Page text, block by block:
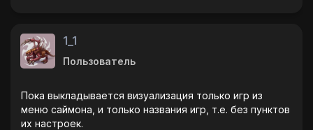
1_1
Пользователь
Пока выкладывается визуализация только игр из
меню саймона, и только названия игр, т.е. без пунктов
их настроек.